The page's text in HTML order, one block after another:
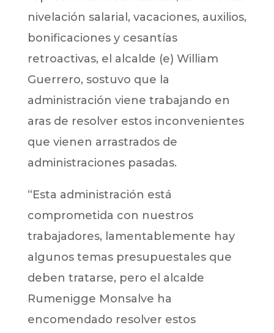
nivelación salarial, vacaciones, auxilios,
bonificaciones y cesantías
retroactivas, el alcalde (e) William
Guerrero, sostuvo que la
administración viene trabajando en
aras de resolver estos inconvenientes
que vienen arrastrados de
administraciones pasadas.
“Esta administración está
comprometida con nuestros
trabajadores, lamentablemente hay
algunos temas presupuestales que
deben tratarse, pero el alcalde
Rumenigge Monsalve ha
encomendado resolver estos